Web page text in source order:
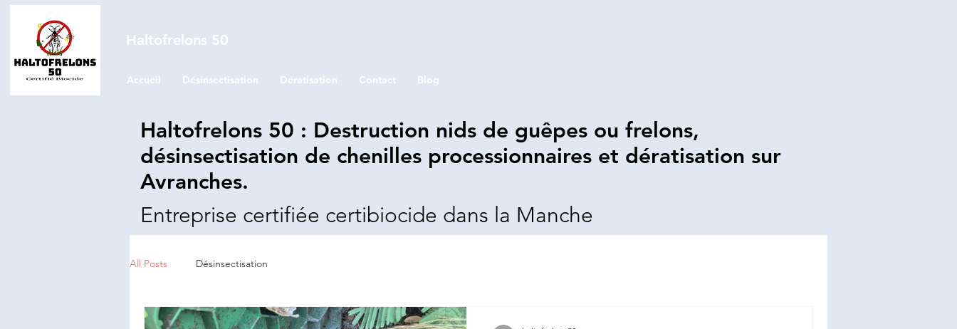
Haltofrelons 50
Accueil Désinsectisation Dératisation Contact Blog
Haltofrelons 50 : Destruction nids de guêpes ou frelons,
désinsectisation de chenilles processionnaires et dératisation sur
Avranches.
Entreprise certifiée certibiocide dans la Manche
All Posts Désinsectisation